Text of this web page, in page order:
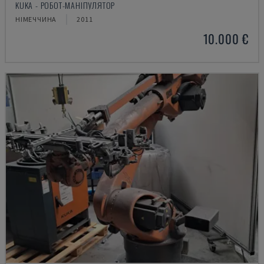
KUKA - РОБОТ-МАНІПУЛЯТОР
НІМЕЧЧИНА 2011
10.000 €